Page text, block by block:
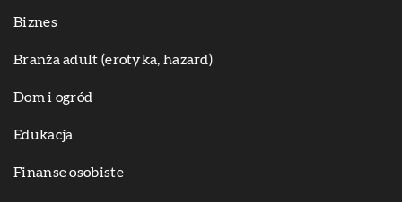
Biznes
Branża adult (erotyka, hazard)
Dom i ogród
Edukacja
Finanse osobiste